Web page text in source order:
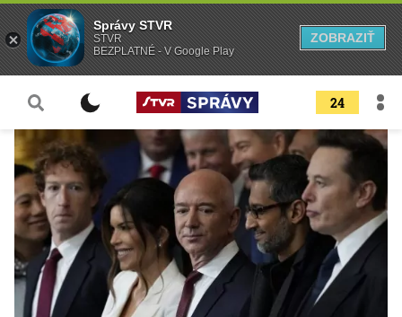
24
Správy STVR
STVR
BEZPLATNÉ - V Google Play
ZOBRAZIŤ